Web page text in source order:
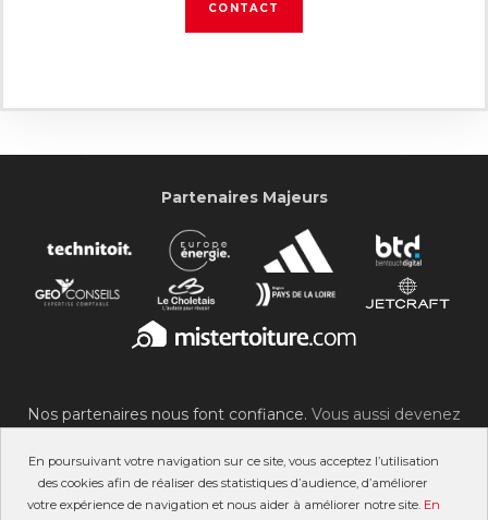
En poursuivant votre navigation sur ce site, vous acceptez l’utilisation
des cookies afin de réaliser des statistiques d’audience, d’améliorer
votre expérience de navigation et nous aider à améliorer notre site. En
CONTACT
Partenaires Majeurs
Nos partenaires nous font confiance. Vous aussi devenez